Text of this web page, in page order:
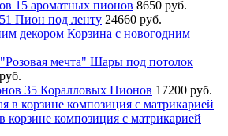
15 ароматных пионов 8650 руб.
51 Пион под ленту 24660 руб.
Корзина с новогодним
Шары под потолок
35 Коралловых Пионов 17200 руб.
корзине композиция с матрикарией